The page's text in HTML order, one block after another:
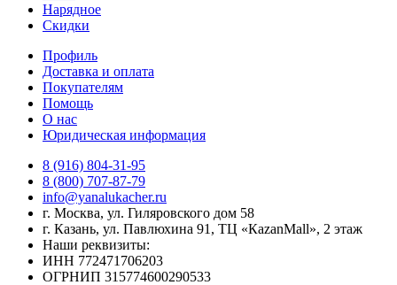
Нарядное
Скидки
Профиль
Доставка и оплата
Покупателям
Помощь
О нас
Юридическая информация
8 (916) 804-31-95
8 (800) 707-87-79
info@yanalukacher.ru
г. Москва, ул. Гиляровского дом 58
г. Казань, ул. Павлюхина 91, ТЦ «КazanMall», 2 этаж
Наши реквизиты:
ИНН 772471706203
ОГРНИП 315774600290533